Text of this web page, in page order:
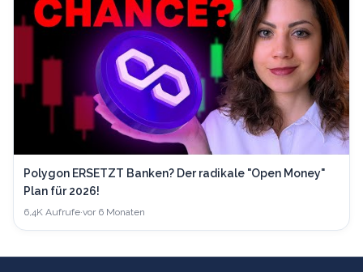
Polygon ERSETZT Banken? Der radikale "Open Money"
Plan für 2026!
6,4K Aufrufe·vor 6 Monaten